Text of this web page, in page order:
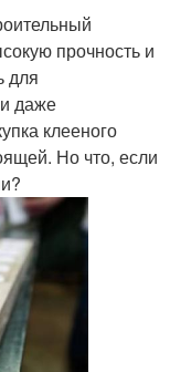
прочность и
для
даже
клееного
Но что, если